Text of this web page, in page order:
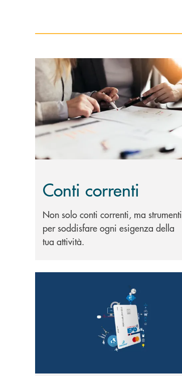
Scopri di più Conti correnti
Conti correnti
Non solo conti correnti, ma strumenti
per soddisfare ogni esigenza della
tua attività.